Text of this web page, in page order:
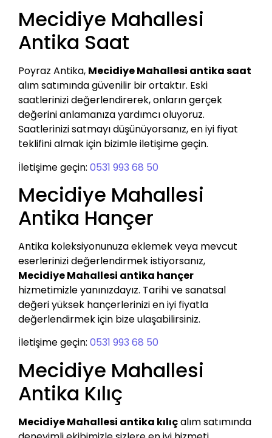
Mecidiye Mahallesi
Antika Saat
Poyraz Antika, Mecidiye Mahallesi antika saat
alım satımında güvenilir bir ortaktır. Eski
saatlerinizi değerlendirerek, onların gerçek
değerini anlamanıza yardımcı oluyoruz.
Saatlerinizi satmayı düşünüyorsanız, en iyi fiyat
teklifini almak için bizimle iletişime geçin.
İletişime geçin: 0531 993 68 50
Mecidiye Mahallesi
Antika Hançer
Antika koleksiyonunuza eklemek veya mevcut
eserlerinizi değerlendirmek istiyorsanız,
Mecidiye Mahallesi antika hançer
hizmetimizle yanınızdayız. Tarihi ve sanatsal
değeri yüksek hançerlerinizi en iyi fiyatla
değerlendirmek için bize ulaşabilirsiniz.
İletişime geçin: 0531 993 68 50
Mecidiye Mahallesi
Antika Kılıç
Mecidiye Mahallesi antika kılıçalım satımında